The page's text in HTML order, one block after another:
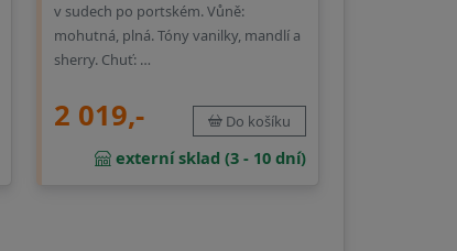
v sudech po portském. Vůně:
mohutná, plná. Tóny vanilky, mandlí a
sherry. Chuť: …
2 019,- Do košíku
externí sklad (3 - 10 dní)